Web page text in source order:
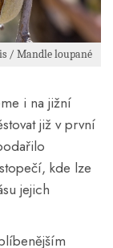
/ Mandle loupané
i na jižní
již v první
kde lze
jejich